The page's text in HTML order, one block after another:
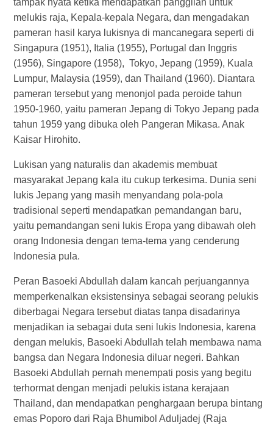
tampak nyata ketika mendapatkan panggilan untuk
melukis raja, Kepala-kepala Negara, dan mengadakan
pameran hasil karya lukisnya di mancanegara seperti di
Singapura (1951), Italia (1955), Portugal dan Inggris
(1956), Singapore (1958), Tokyo, Jepang (1959), Kuala
Lumpur, Malaysia (1959), dan Thailand (1960). Diantara
pameran tersebut yang menonjol pada peroide tahun
1950-1960, yaitu pameran Jepang di Tokyo Jepang pada
tahun 1959 yang dibuka oleh Pangeran Mikasa. Anak
Kaisar Hirohito.
Lukisan yang naturalis dan akademis membuat
masyarakat Jepang kala itu cukup terkesima. Dunia seni
lukis Jepang yang masih menyandang pola-pola
tradisional seperti mendapatkan pemandangan baru,
yaitu pemandangan seni lukis Eropa yang dibawah oleh
orang Indonesia dengan tema-tema yang cenderung
Indonesia pula.
Peran Basoeki Abdullah dalam kancah perjuangannya
memperkenalkan eksistensinya sebagai seorang pelukis
diberbagai Negara tersebut diatas tanpa disadarinya
menjadikan ia sebagai duta seni lukis Indonesia, karena
dengan melukis, Basoeki Abdullah telah membawa nama
bangsa dan Negara Indonesia diluar negeri. Bahkan
Basoeki Abdullah pernah menempati posis yang begitu
terhormat dengan menjadi pelukis istana kerajaan
Thailand, dan mendapatkan penghargaan berupa bintang
emas Poporo dari Raja Bhumibol Aduljadej (Raja